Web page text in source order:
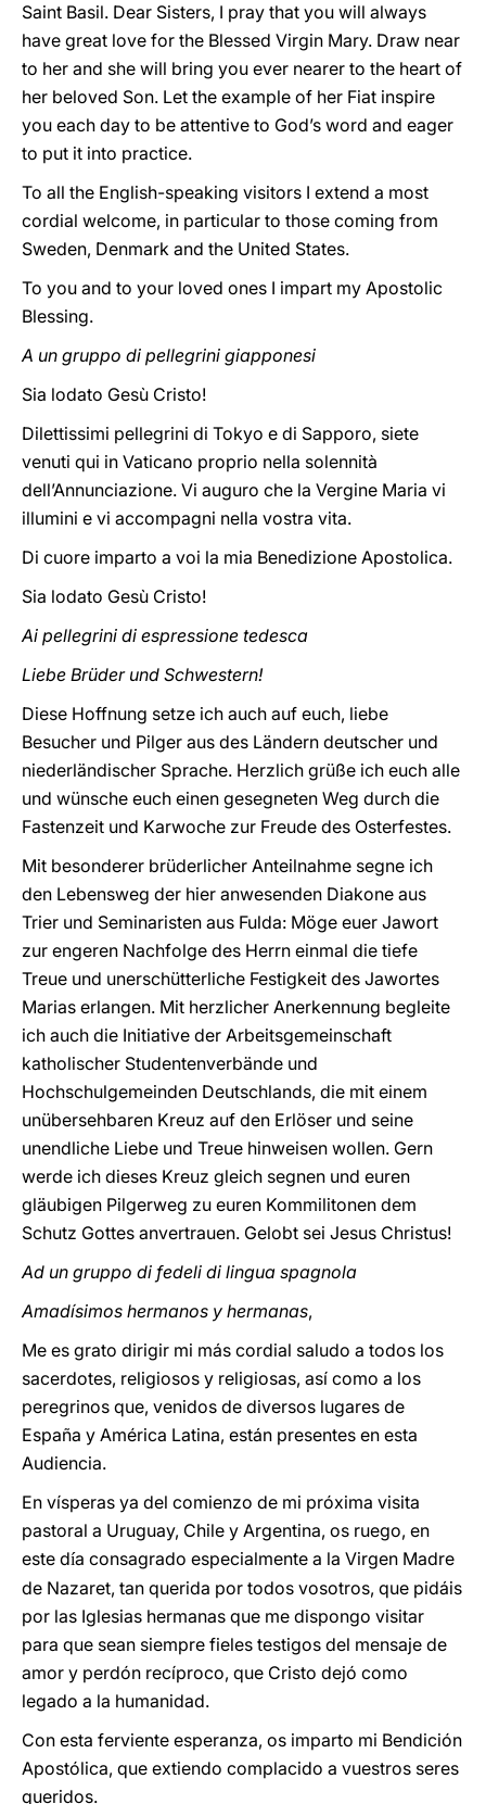
Saint Basil. Dear Sisters, I pray that you will always
have great love for the Blessed Virgin Mary. Draw near
to her and she will bring you ever nearer to the heart of
her beloved Son. Let the example of her Fiat inspire
you each day to be attentive to God’s word and eager
to put it into practice.
To all the English-speaking visitors I extend a most
cordial welcome, in particular to those coming from
Sweden, Denmark and the United States.
To you and to your loved ones I impart my Apostolic
Blessing.
A un gruppo di pellegrini giapponesi
Sia lodato Gesù Cristo!
Dilettissimi pellegrini di Tokyo e di Sapporo, siete
venuti qui in Vaticano proprio nella solennità
dell’Annunciazione. Vi auguro che la Vergine Maria vi
illumini e vi accompagni nella vostra vita.
Di cuore imparto a voi la mia Benedizione Apostolica.
Sia lodato Gesù Cristo!
Ai pellegrini di espressione tedesca
Liebe Brüder und Schwestern!
Diese Hoffnung setze ich auch auf euch, liebe
Besucher und Pilger aus des Ländern deutscher und
niederländischer Sprache. Herzlich grüße ich euch alle
und wünsche euch einen gesegneten Weg durch die
Fastenzeit und Karwoche zur Freude des Osterfestes.
Mit besonderer brüderlicher Anteilnahme segne ich
den Lebensweg der hier anwesenden Diakone aus
Trier und Seminaristen aus Fulda: Möge euer Jawort
zur engeren Nachfolge des Herrn einmal die tiefe
Treue und unerschütterliche Festigkeit des Jawortes
Marias erlangen. Mit herzlicher Anerkennung begleite
ich auch die Initiative der Arbeitsgemeinschaft
katholischer Studentenverbände und
Hochschulgemeinden Deutschlands, die mit einem
unübersehbaren Kreuz auf den Erlöser und seine
unendliche Liebe und Treue hinweisen wollen. Gern
werde ich dieses Kreuz gleich segnen und euren
gläubigen Pilgerweg zu euren Kommilitonen dem
Schutz Gottes anvertrauen. Gelobt sei Jesus Christus!
Ad un gruppo di fedeli di lingua spagnola
Amadísimos hermanos y hermanas,
Me es grato dirigir mi más cordial saludo a todos los
sacerdotes, religiosos y religiosas, así como a los
peregrinos que, venidos de diversos lugares de
España y América Latina, están presentes en esta
Audiencia.
En vísperas ya del comienzo de mi próxima visita
pastoral a Uruguay, Chile y Argentina, os ruego, en
este día consagrado especialmente a la Virgen Madre
de Nazaret, tan querida por todos vosotros, que pidáis
por las Iglesias hermanas que me dispongo visitar
para que sean siempre fieles testigos del mensaje de
amor y perdón recíproco, que Cristo dejó como
legado a la humanidad.
Con esta ferviente esperanza, os imparto mi Bendición
Apostólica, que extiendo complacido a vuestros seres
queridos.